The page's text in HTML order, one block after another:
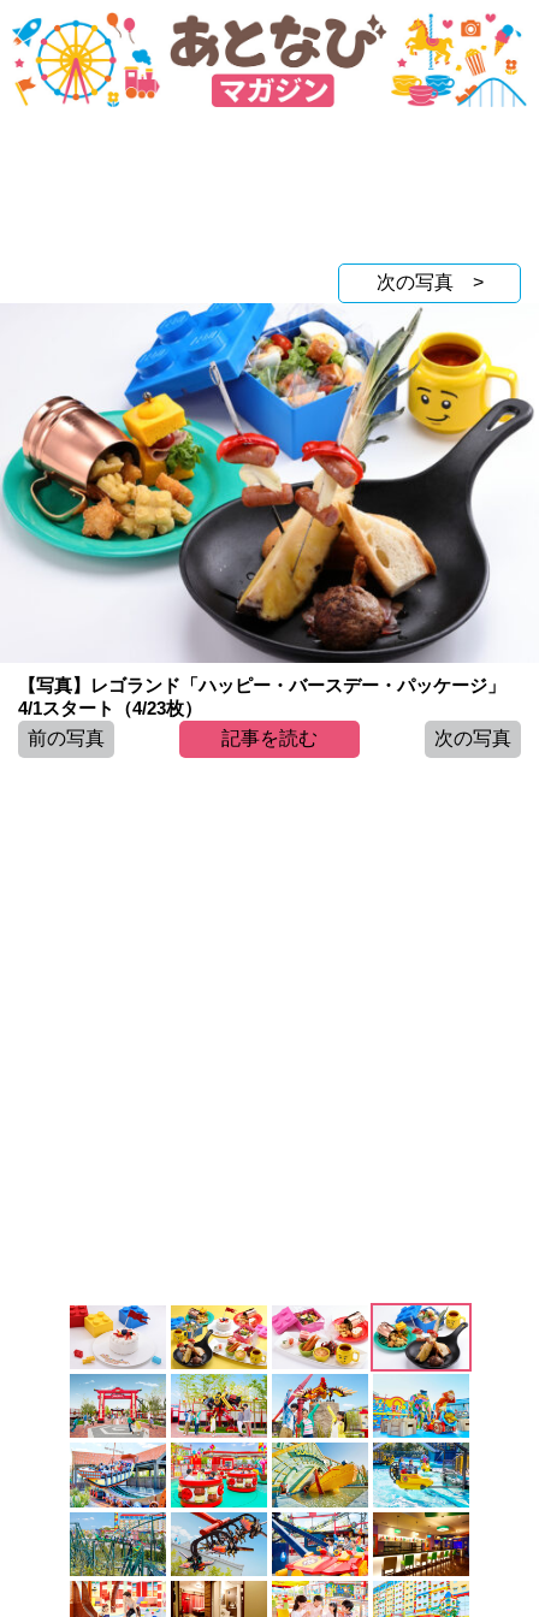
次の写真 >
【写真】レゴランド「ハッピー・バースデー・パッケージ」
4/1スタート（4/23枚）
前の写真
記事を読む 次の写真